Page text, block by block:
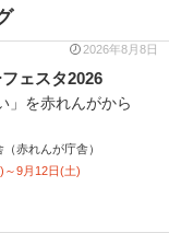
2026年8月8日
ェスタ2026
」を赤れんがから
赤れんが庁舎）
～9月12日(土)